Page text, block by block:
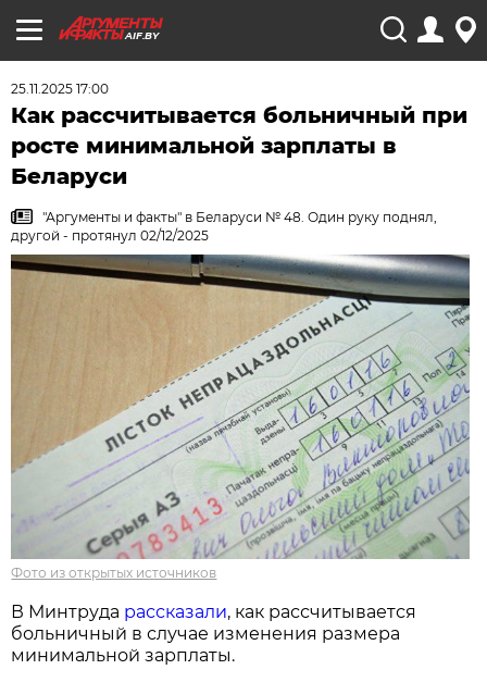
AIF.BY
25.11.2025 17:00
Как рассчитывается больничный при
росте минимальной зарплаты в
Беларуси
"Аргументы и факты" в Беларуси № 48. Один руку поднял,
другой - протянул 02/12/2025
Фото из открытых источников
В Минтруда рассказали, как рассчитывается
больничный в случае изменения размера
минимальной зарплаты.